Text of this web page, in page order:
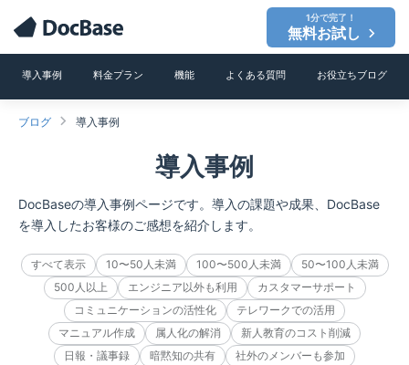
導入事例 料金プラン 機能 よくある質問 お役立ちブログ
1分で完了！
無料お試し
ブログ 導入事例
導入事例
DocBaseの導入事例ページです。導入の課題や成果、DocBase
を導入したお客様のご感想を紹介します。
すべて表示 10〜50人未満 100〜500人未満
50〜100人未満
500人以上
エンジニア以外も利用
カスタマーサポート
コミュニケーションの活性化
テレワークでの活用
マニュアル作成
属人化の解消
新人教育のコスト削減
日報・議事録
暗黙知の共有
社外のメンバーも参加